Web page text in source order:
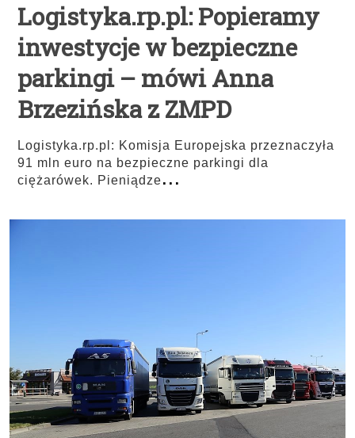
Logistyka.rp.pl: Popieramy
inwestycje w bezpieczne
parkingi – mówi Anna
Brzezińska z ZMPD
Logistyka.rp.pl: Komisja Europejska przeznaczyła
91 mln euro na bezpieczne parkingi dla
ciężarówek. Pieniądze...